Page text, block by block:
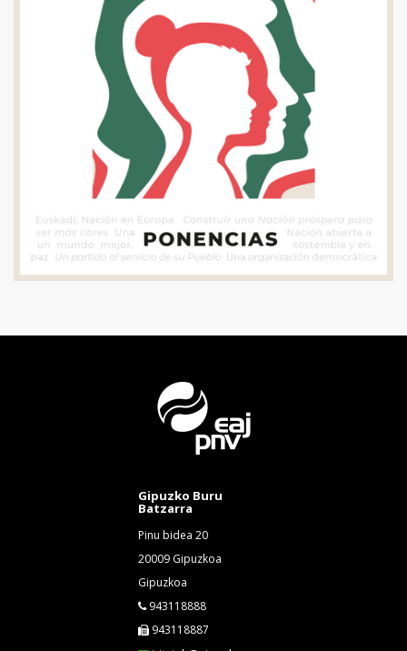
Gipuzko Buru
Batzarra
Pinu bidea 20
20009 Gipuzkoa
Gipuzkoa
943118888
943118887